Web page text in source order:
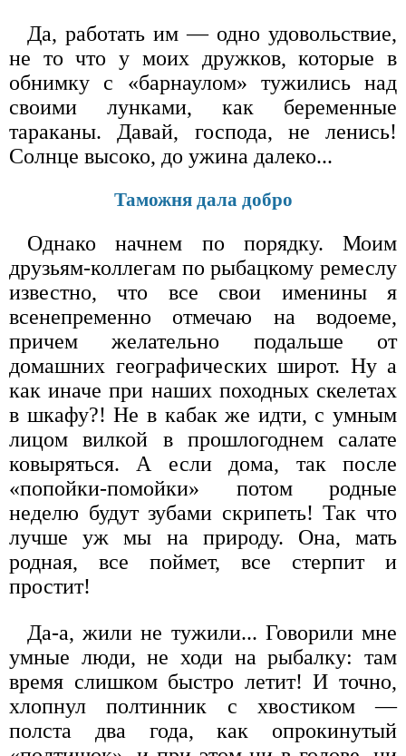
Да, работать им — одно удовольствие,
не то что у моих дружков, которые в
обнимку с «барнаулом» тужились над
своими лунками, как беременные
тараканы. Давай, господа, не ленись!
Солнце высоко, до ужина далеко...
Таможня дала добро
Однако начнем по порядку. Моим
друзьям-коллегам по рыбацкому ремеслу
известно, что все свои именины я
всенепременно отмечаю на водоеме,
причем желательно подальше от
домашних географических широт. Ну а
как иначе при наших походных скелетах
в шкафу?! Не в кабак же идти, с умным
лицом вилкой в прошлогоднем салате
ковыряться. А если дома, так после
«попойки-помойки» потом родные
неделю будут зубами скрипеть! Так что
лучше уж мы на природу. Она, мать
родная, все поймет, все стерпит и
простит!
Да-а, жили не тужили... Говорили мне
умные люди, не ходи на рыбалку: там
время слишком быстро летит! И точно,
хлопнул полтинник с хвостиком —
полста два года, как опрокинутый